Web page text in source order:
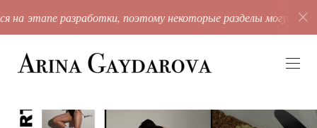
на этапе разработки, поэтому некоторые разделы могут